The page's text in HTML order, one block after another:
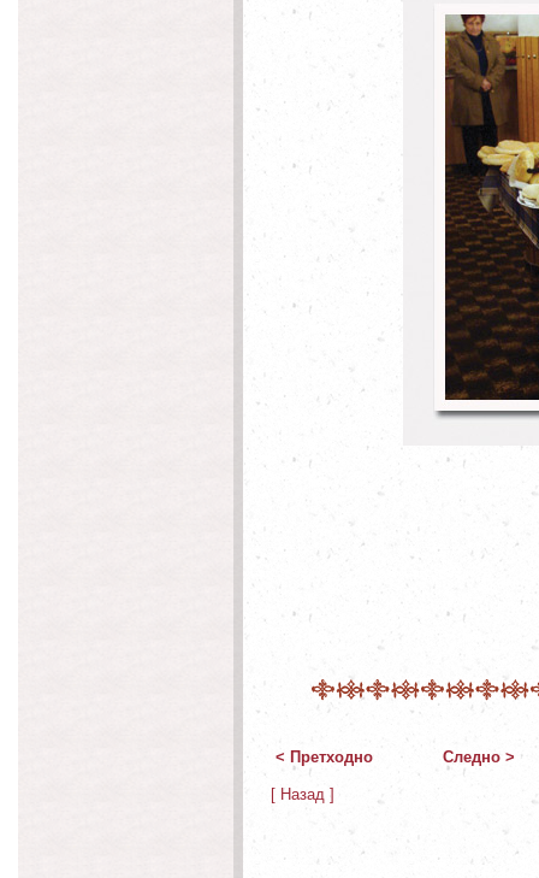
< Претходно Следно >
[ Назад ]